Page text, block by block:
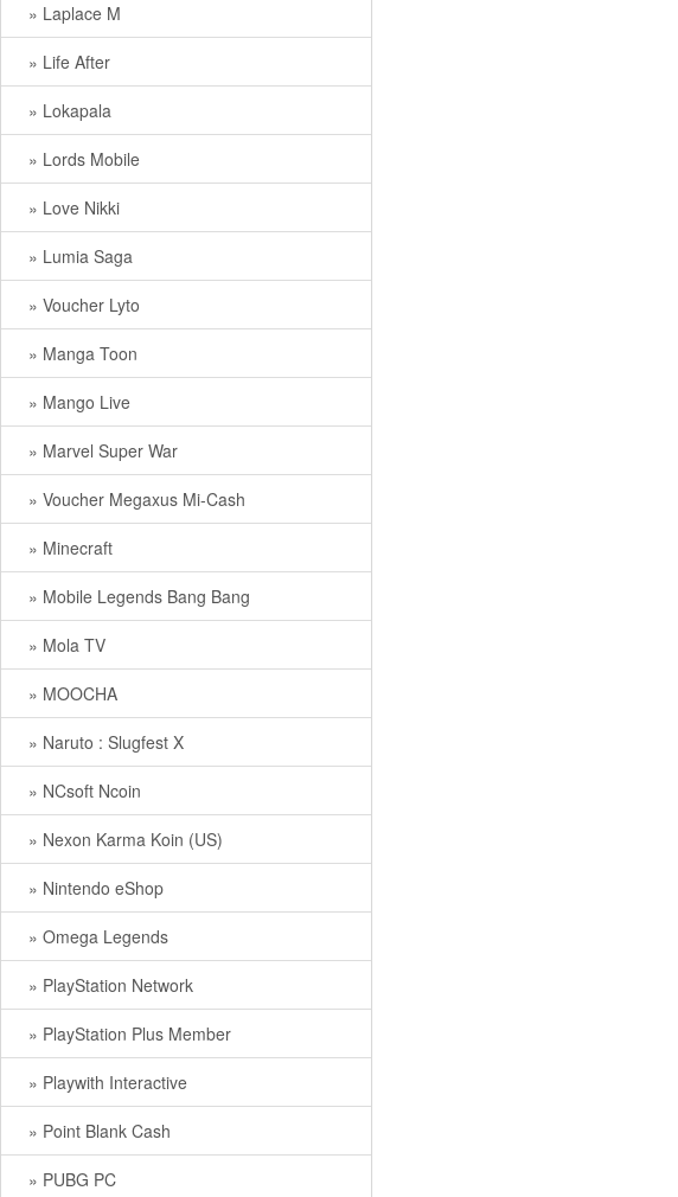
» Laplace M
» Life After
» Lokapala
» Lords Mobile
» Love Nikki
» Lumia Saga
» Voucher Lyto
» Manga Toon
» Mango Live
» Marvel Super War
» Voucher Megaxus Mi-Cash
» Minecraft
» Mobile Legends Bang Bang
» Mola TV
» MOOCHA
» Naruto : Slugfest X
» NCsoft Ncoin
» Nexon Karma Koin (US)
» Nintendo eShop
» Omega Legends
» PlayStation Network
» PlayStation Plus Member
» Playwith Interactive
» Point Blank Cash
» PUBG PC